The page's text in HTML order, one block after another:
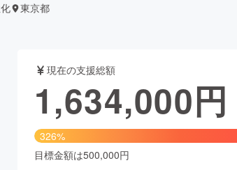
フォーマンス
飲食店 ファッション
画
東京都
現在の支援総額
1,634,000円
326%
目標金額は500,000円